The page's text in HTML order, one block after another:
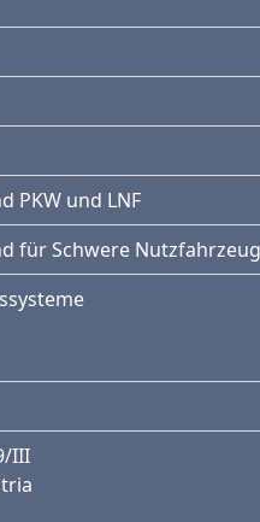
PKW und LNF
für Schwere
III